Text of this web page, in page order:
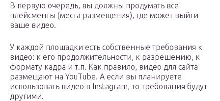
В первую очередь, вы должны продумать все
плейсменты (места размещения), где может выйти
ваше видео.
У каждой площадки есть собственные требования к
видео: к его продолжительности, к разрешению, к
формату кадра и т.п. Как правило, видео для сайта
размещают на YouTube. А если вы планируете
использовать видео в Instagram, то требования будут
другими.